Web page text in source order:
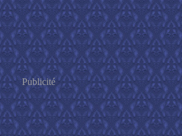
Publicité